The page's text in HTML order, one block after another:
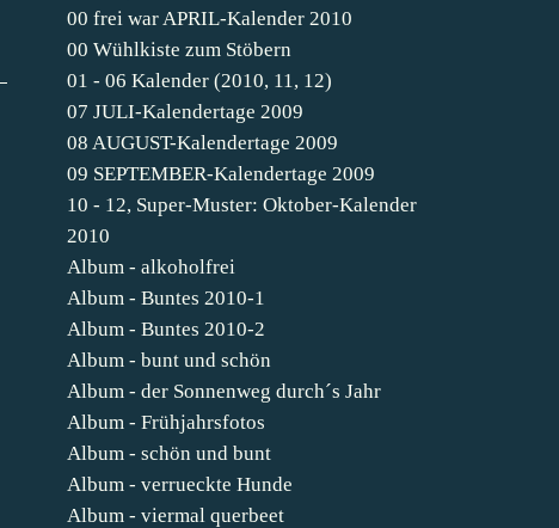
00 frei war APRIL-Kalender 2010
00 Wühlkiste zum Stöbern
01 - 06 Kalender (2010, 11, 12)
07 JULI-Kalendertage 2009
08 AUGUST-Kalendertage 2009
09 SEPTEMBER-Kalendertage 2009
10 - 12, Super-Muster: Oktober-Kalender
2010
Album - alkoholfrei
Album - Buntes 2010-1
Album - Buntes 2010-2
Album - bunt und schön
Album - der Sonnenweg durch´s Jahr
Album - Frühjahrsfotos
Album - schön und bunt
Album - verrueckte Hunde
Album - viermal querbeet